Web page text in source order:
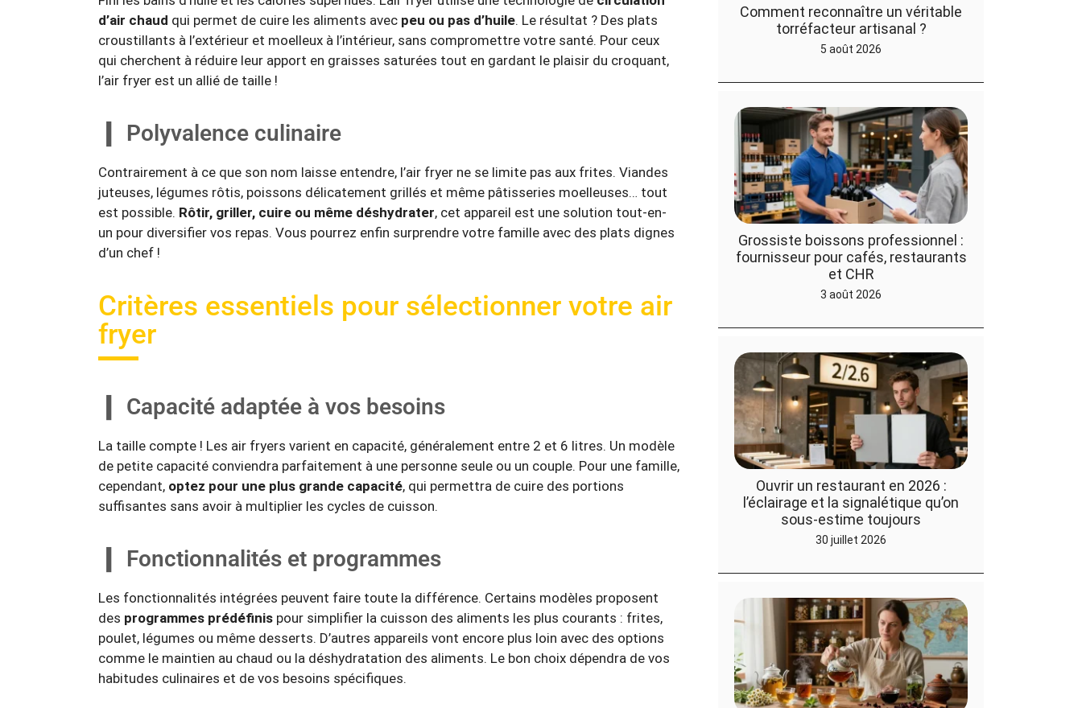
d’air chaud qui permet de cuire les aliments avec peu ou pas d’huile. Le résultat ? Des plats
croustillants à l’extérieur et moelleux à l’intérieur, sans compromettre votre santé. Pour ceux
qui cherchent à réduire leur apport en graisses saturées tout en gardant le plaisir du croquant,
l’air fryer est un allié de taille !
Polyvalence culinaire
Contrairement à ce que son nom laisse entendre, l’air fryer ne se limite pas aux frites. Viandes
juteuses, légumes rôtis, poissons délicatement grillés et même pâtisseries moelleuses… tout
est possible. Rôtir, griller, cuire ou même déshydrater, cet appareil est une solution tout-en-
un pour diversifier vos repas. Vous pourrez enfin surprendre votre famille avec des plats dignes
d’un chef !
Critères essentiels pour sélectionner votre air
fryer
Capacité adaptée à vos besoins
La taille compte ! Les air fryers varient en capacité, généralement entre 2 et 6 litres. Un modèle
de petite capacité conviendra parfaitement à une personne seule ou un couple. Pour une famille,
cependant, optez pour une plus grande capacité, qui permettra de cuire des portions
suffisantes sans avoir à multiplier les cycles de cuisson.
Fonctionnalités et programmes
Les fonctionnalités intégrées peuvent faire toute la différence. Certains modèles proposent
des programmes prédéfinis pour simplifier la cuisson des aliments les plus courants : frites,
poulet, légumes ou même desserts. D’autres appareils vont encore plus loin avec des options
comme le maintien au chaud ou la déshydratation des aliments. Le bon choix dépendra de vos
habitudes culinaires et de vos besoins spécifiques.
Comment reconnaître un véritable
torréfacteur artisanal ?
5 août 2026
Grossiste boissons professionnel :
fournisseur pour cafés, restaurants
et CHR
3 août 2026
Ouvrir un restaurant en 2026 :
l’éclairage et la signalétique qu’on
sous-estime toujours
30 juillet 2026